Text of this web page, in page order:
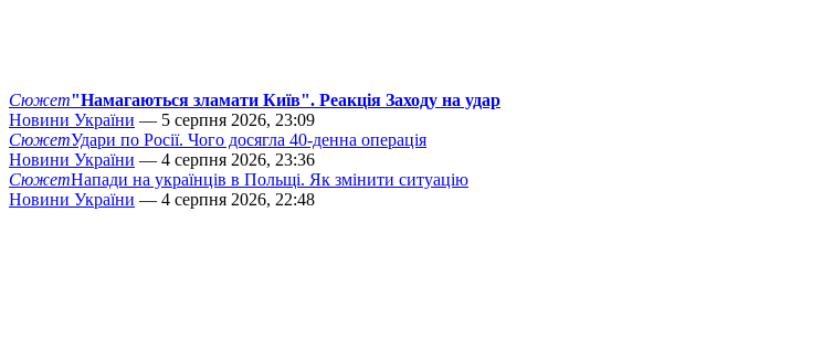
Сюжет"Намагаються зламати Київ". Реакція Заходу на удар
Новини України — 5 серпня 2026, 23:09
СюжетУдари по Росії. Чого досягла 40-денна операція
Новини України — 4 серпня 2026, 23:36
СюжетНапади на українців в Польщі. Як змінити ситуацію
Новини України — 4 серпня 2026, 22:48